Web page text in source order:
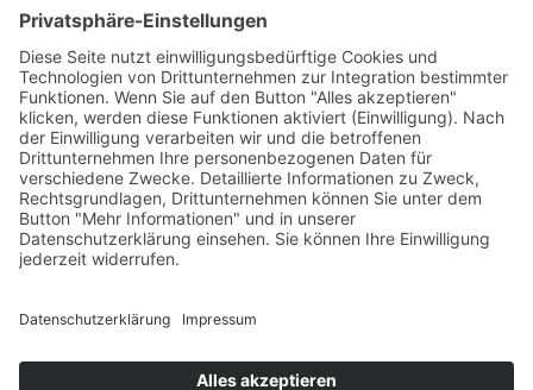
News
In unserem News-Bereich finden Sie Berichte zu abgeschlossenen
Projekten, wertvolle Tipps rund um Baumpflege und spannende
Neuigkeiten aus unserem Team.
Mehr erfahren
Einsatzgebiete
Region Hochwald
Region Birkenfeld